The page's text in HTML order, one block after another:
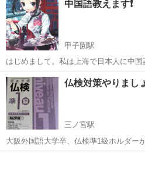
独学で日本語を勉強しておりますが、特
ております。 私たちは神戸...
中国語教えます❗️
甲子園駅
はじめまして。私は上海で日本人に中
の初級を丁寧に教えます。個人レッス
がでしょうか？ 場所は甲子園駅附近を
ンも相談可能です。今から中国語...
兵庫 西宮市 甲子園駅 中国語
仏検対策やりまし
三ノ宮駅
大阪外国語大学卒、仏検準1級ホルダー
サポートするのは2級まで。 対面の場合は近隣のカフェで。 オンライ